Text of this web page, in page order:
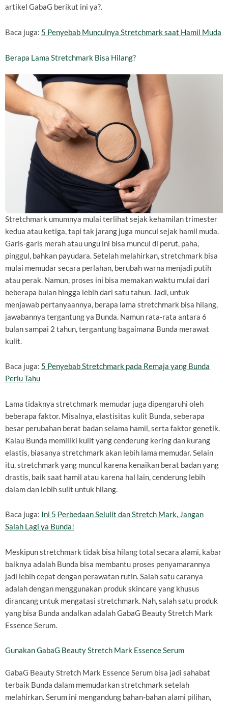
artikel GabaG berikut ini ya?.
Baca juga: 5 Penyebab Munculnya Stretchmark saat Hamil Muda
Berapa Lama Stretchmark Bisa Hilang?
Stretchmark umumnya mulai terlihat sejak kehamilan trimester
kedua atau ketiga, tapi tak jarang juga muncul sejak hamil muda.
Garis-garis merah atau ungu ini bisa muncul di perut, paha,
pinggul, bahkan payudara. Setelah melahirkan, stretchmark bisa
mulai memudar secara perlahan, berubah warna menjadi putih
atau perak. Namun, proses ini bisa memakan waktu mulai dari
beberapa bulan hingga lebih dari satu tahun. Jadi, untuk
menjawab pertanyaannya, berapa lama stretchmark bisa hilang,
jawabannya tergantung ya Bunda. Namun rata-rata antara 6
bulan sampai 2 tahun, tergantung bagaimana Bunda merawat
kulit.
Baca juga: 5 Penyebab Stretchmark pada Remaja yang Bunda
Perlu Tahu
Lama tidaknya stretchmark memudar juga dipengaruhi oleh
beberapa faktor. Misalnya, elastisitas kulit Bunda, seberapa
besar perubahan berat badan selama hamil, serta faktor genetik.
Kalau Bunda memiliki kulit yang cenderung kering dan kurang
elastis, biasanya stretchmark akan lebih lama memudar. Selain
itu, stretchmark yang muncul karena kenaikan berat badan yang
drastis, baik saat hamil atau karena hal lain, cenderung lebih
dalam dan lebih sulit untuk hilang.
Baca juga: Ini 5 Perbedaan Selulit dan Stretch Mark, Jangan
Salah Lagi ya Bunda!
Meskipun stretchmark tidak bisa hilang total secara alami, kabar
baiknya adalah Bunda bisa membantu proses penyamarannya
jadi lebih cepat dengan perawatan rutin. Salah satu caranya
adalah dengan menggunakan produk skincare yang khusus
dirancang untuk mengatasi stretchmark. Nah, salah satu produk
yang bisa Bunda andalkan adalah GabaG Beauty Stretch Mark
Essence Serum.
Gunakan GabaG Beauty Stretch Mark Essence Serum
GabaG Beauty Stretch Mark Essence Serum bisa jadi sahabat
terbaik Bunda dalam memudarkan stretchmark setelah
melahirkan. Serum ini mengandung bahan-bahan alami pilihan,